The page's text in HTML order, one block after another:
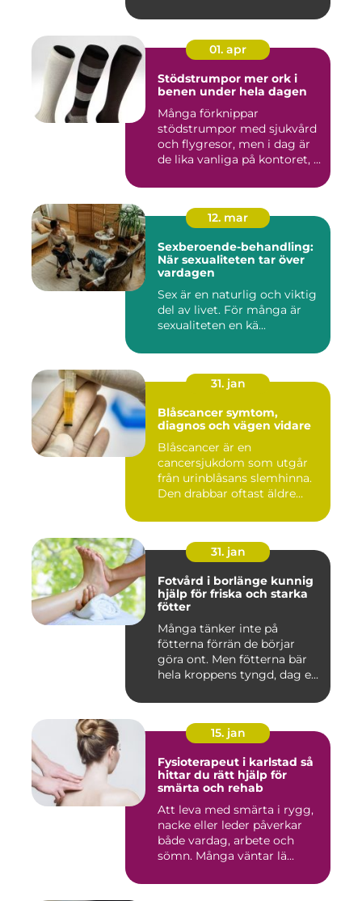
01. apr
Stödstrumpor mer ork i
benen under hela dagen
Många förknippar
stödstrumpor med sjukvård
och flygresor, men i dag är
de lika vanliga på kontoret, ...
12. mar
Sexberoende-behandling:
När sexualiteten tar över
vardagen
Sex är en naturlig och viktig
del av livet. För många är
sexualiteten en kä...
31. jan
Blåscancer symtom,
diagnos och vägen vidare
Blåscancer är en
cancersjukdom som utgår
från urinblåsans slemhinna.
Den drabbar oftast äldre
31. jan
Fotvård i borlänge kunnig
hjälp för friska och starka
fötter
Många tänker inte på
fötterna förrän de börjar
göra ont. Men fötterna bär
hela kroppens tyngd, dag e...
15. jan
Fysioterapeut i karlstad så
hittar du rätt hjälp för
smärta och rehab
Att leva med smärta i rygg,
nacke eller leder påverkar
både vardag, arbete och
sömn. Många väntar lä...